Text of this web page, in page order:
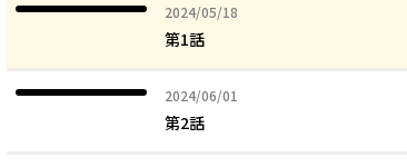
2024/05/18
2024年05月18日
第1話
2024/06/01
2024年06月01日
第2話